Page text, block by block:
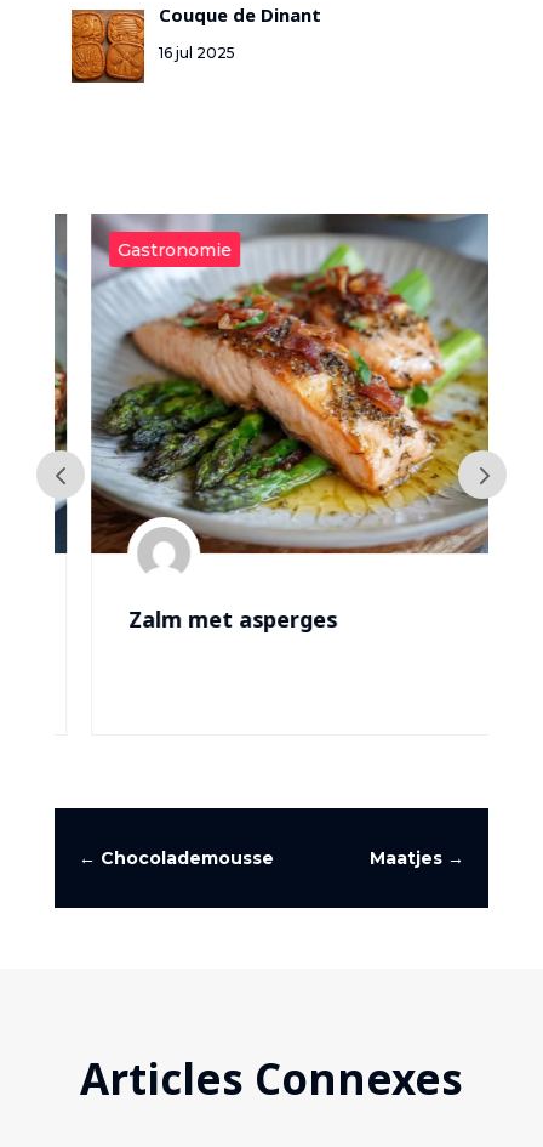
Couque de Dinant
16 jul 2025
Gastronomie
Zalm met asperges
← Chocolademousse Maatjes →
Articles Connexes